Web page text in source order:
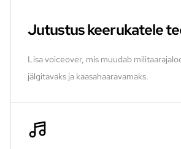
Jutustus keerukatele
Lisa voiceover, mis muudab
jälgitavaks ja kaasahaaravamaks.